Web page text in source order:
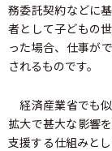
務委託契約などに
者として子どもの
った場合、仕事が
されるものです。
経済産業省でも
拡大で甚大な影響
支援する仕組みと